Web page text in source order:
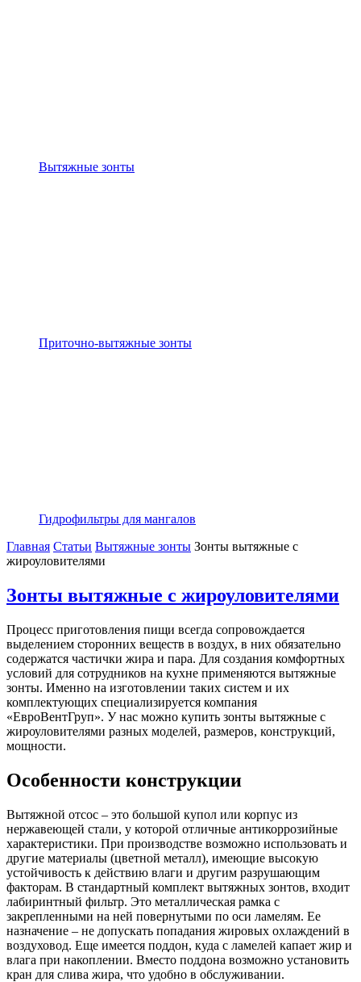
Вытяжные зонты
Приточно-вытяжные зонты
Гидрофильтры для мангалов
Главная Статьи Вытяжные зонты Зонты вытяжные с
жироуловителями
Зонты вытяжные с жироуловителями
Процесс приготовления пищи всегда сопровождается
выделением сторонних веществ в воздух, в них обязательно
содержатся частички жира и пара. Для создания комфортных
условий для сотрудников на кухне применяются вытяжные
зонты. Именно на изготовлении таких систем и их
комплектующих специализируется компания
«ЕвроВентГруп». У нас можно купить зонты вытяжные с
жироуловителями разных моделей, размеров, конструкций,
мощности.
Особенности конструкции
Вытяжной отсос – это большой купол или корпус из
нержавеющей стали, у которой отличные антикоррозийные
характеристики. При производстве возможно использовать и
другие материалы (цветной металл), имеющие высокую
устойчивость к действию влаги и другим разрушающим
факторам. В стандартный комплект вытяжных зонтов, входит
лабиринтный фильтр. Это металлическая рамка с
закрепленными на ней повернутыми по оси ламелям. Ее
назначение – не допускать попадания жировых охлаждений в
воздуховод. Еще имеется поддон, куда с ламелей капает жир и
влага при накоплении. Вместо поддона возможно установить
кран для слива жира, что удобно в обслуживании.